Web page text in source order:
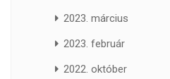
2023. március
2023. február
2022. október